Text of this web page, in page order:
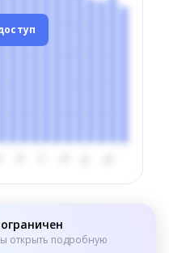
открыть подробную